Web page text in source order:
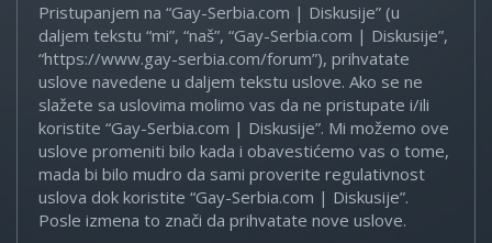
Pristupanjem na “Gay-Serbia.com | Diskusije” (u
daljem tekstu “mi”, “naš”, “Gay-Serbia.com | Diskusije”,
“https://www.gay-serbia.com/forum”), prihvatate
uslove navedene u daljem tekstu uslove. Ako se ne
slažete sa uslovima molimo vas da ne pristupate i/ili
koristite “Gay-Serbia.com | Diskusije”. Mi možemo ove
uslove promeniti bilo kada i obavestićemo vas o tome,
mada bi bilo mudro da sami proverite regulativnost
uslova dok koristite “Gay-Serbia.com | Diskusije”.
Posle izmena to znači da prihvatate nove uslove.